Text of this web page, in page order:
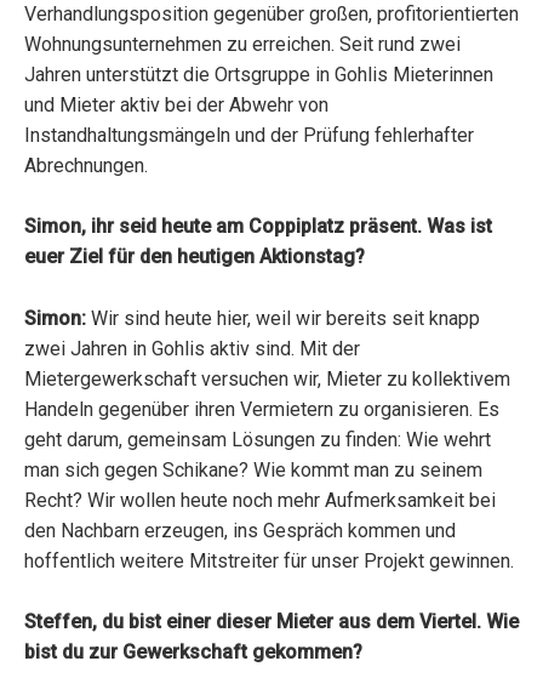
Verhandlungsposition gegenüber großen, profitorientierten
Wohnungsunternehmen zu erreichen. Seit rund zwei
Jahren unterstützt die Ortsgruppe in Gohlis Mieterinnen
und Mieter aktiv bei der Abwehr von
Instandhaltungsmängeln und der Prüfung fehlerhafter
Abrechnungen.
Simon, ihr seid heute am Coppiplatz präsent. Was ist
euer Ziel für den heutigen Aktionstag?
Simon: Wir sind heute hier, weil wir bereits seit knapp
zwei Jahren in Gohlis aktiv sind. Mit der
Mietergewerkschaft versuchen wir, Mieter zu kollektivem
Handeln gegenüber ihren Vermietern zu organisieren. Es
geht darum, gemeinsam Lösungen zu finden: Wie wehrt
man sich gegen Schikane? Wie kommt man zu seinem
Recht? Wir wollen heute noch mehr Aufmerksamkeit bei
den Nachbarn erzeugen, ins Gespräch kommen und
hoffentlich weitere Mitstreiter für unser Projekt gewinnen.
Steffen, du bist einer dieser Mieter aus dem Viertel. Wie
bist du zur Gewerkschaft gekommen?